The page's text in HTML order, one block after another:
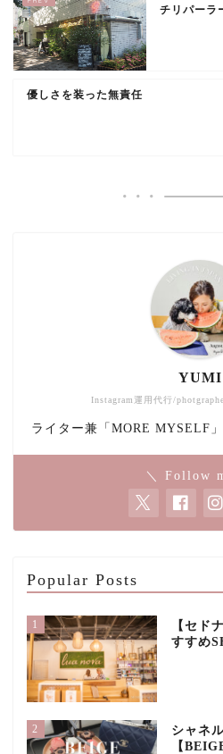
チリパー
優しさを装った無責任
Instagram運用代行/
YUMI
ライター兼「MORE MYSELF
＼ Follow
Popular Posts
1
【セド
すすめ
2
シャネ
【